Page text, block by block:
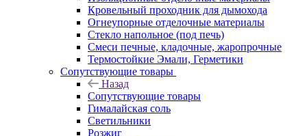
Кровельный проходник для дымохода
Огнеупорные отделочные материалы
Стекло напольное (под печь)
Смеси печные, кладочные, жаропрочные
Термостойкие Эмали, Герметики
Сопутствующие товары
Назад
Сопутствующие товары
Гималайская соль
Светильники
Розжиг